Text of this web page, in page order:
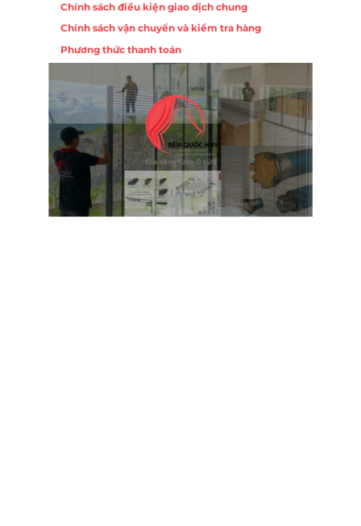
Chính sách điều kiện giao dịch chung
Chính sách vận chuyển và kiểm tra hàng
Phương thức thanh toán